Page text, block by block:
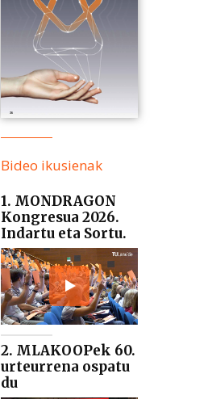
Bideo ikusienak
1. MONDRAGON
Kongresua 2026.
Indartu eta Sortu.
2. MLAKOOPek 60.
urteurrena ospatu
du